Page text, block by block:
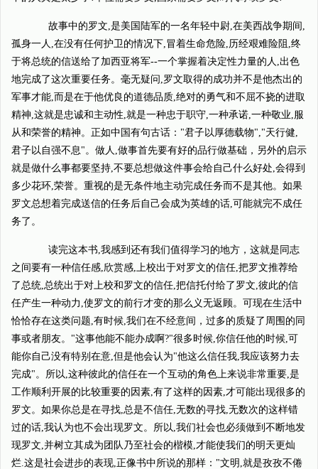
故事中的罗文,是美国陆军的一名年轻中尉,在美西战争期间,
孤身一人,在没有任何护卫的情况下,冒着生命危险,历经艰难险阻,终
于将总统的信送给了加西亚将军--一个掌握着决定性力量的人,出色
地完成了这次重要任务。毫无疑问,罗文取得的成功并不是他杰出的
军事才能,而是在于他优良的道德品质,绝对的勇气和不屈不挠的进取
精神,这就是忠诚和主动性,就是一种忠于职守,一种承诺,一种敬业,服
从和荣誉的精神。正如中国有句古话："君子以厚德载物","天行健,
君子以自强不息"。做人,做事首先要有好的品行做基础，另外的启示
就是做什么事都要坚持,不要总想做这件事会给自己什么好处,会得到
多少花环,荣誉。重视的是无条件地主动完成任务而不是其他。如果
罗文总想着完成送信的任务后自己会成为英雄的话,可能就完不成任
务了。
读完这本书,我感到还有我们值得学习的地方，这就是同志
之间要有一种信任感,欣赏感,上校出于对罗文的信任,把罗文推荐给
了总统,总统出于对上校和罗文的信任,把信托付给了罗文,彼此的信
任产生一种动力,使罗文的前行才变的那么义无返顾。可现在生活中
恰恰存在这类问题,有时候,我们在不经意间，过多的质疑了周围的同
事或者朋友。"这事他能不能办成啊?"很多时候,你信任他的时候,可
能你自己没有特别在意,但是他会认为"他这么信任我,我应该努力去
完成"。所以,这种彼此的信任在一个互动的角色上来说非常重要,是
工作顺利开展的比较重要的因素,有了这样的因素,才可能出现很多的
罗文。如果你总是在寻找,总是不信任,无数的寻找,无数次的这样错
过的话,我认为也不会出现罗文。所以,我们社会也必须做到不断地发
现罗文,并树立其成为团队乃至社会的楷模,才能使我们的明天更灿
烂.这是社会进步的表现,正像书中所说的那样："文明,就是孜孜不倦